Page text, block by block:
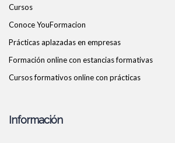
Cursos
Conoce YouFormacion
Prácticas aplazadas en empresas
Formación online con estancias formativas
Cursos formativos online con prácticas
Información